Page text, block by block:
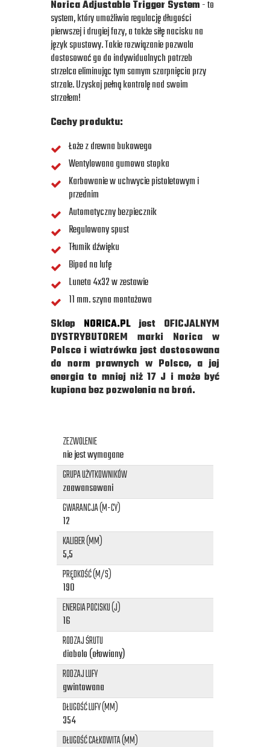
Norica Adjustable Trigger System- to
system, który umożliwia regulację długości
pierwszej i drugiej fazy, a także siłę nacisku na
język spustowy. Takie rozwiązanie pozwala
dostosować go do indywidualnych potrzeb
strzelca eliminując tym samym szarpnięcia przy
strzale. Uzyskaj pełną kontrolę nad swoim
strzałem!
Cechy produktu:
Łoże z drewna bukowego
Wentylowana gumowa stopka
Karbowanie w uchwycie pistoletowym i
przednim
Automatyczny bezpiecznik
Regulowany spust
Tłumik dźwięku
Bipod na lufę
Luneta 4x32 w zestawie
11 mm. szyna montażowa
Sklep NORICA.PLjest OFICJALNYM
DYSTRYBUTOREM marki Norica w
Polsce i wiatrówka jest dostosowana
do norm prawnych w Polsce, a jej
energia to mniej niż 17 J i może być
kupiona bez pozwolenia na broń.
ZEZWOLENIE
nie jest wymagane
GRUPA UŻYTKOWNIKÓW
zaawansowani
GWARANCJA (M-CY)
12
KALIBER (MM)
5,5
PRĘDKOŚĆ (M/S)
190
ENERGIA POCISKU (J)
16
RODZAJ ŚRUTU
diabolo (ołowiany)
RODZAJ LUFY
gwintowana
DŁUGOŚĆ LUFY (MM)
354
DŁUGOŚĆ CAŁKOWITA (MM)